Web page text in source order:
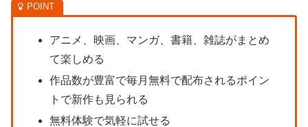
アニメ、映画、マンガ、書籍、雑誌がまとめ
て楽しめる
作品数が豊富で毎月無料で配布されるポイン
トで新作も見られる
無料体験で気軽に試せる